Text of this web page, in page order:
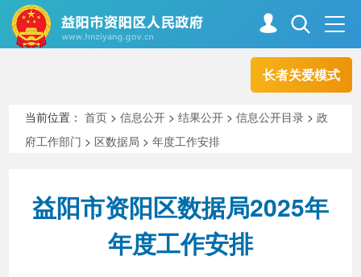
长者关爱模式
走进资阳
新闻中心 解读回应
当前位置：首页 >信息公开 >结果公开 >信息公开目录 >政
府工作部门 > 区数据局 >年度工作安排
益阳市资阳区数据局2025年
年度工作安排